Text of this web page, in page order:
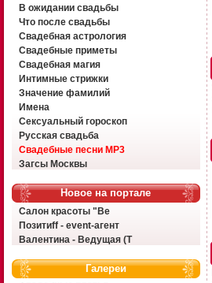
В ожидании свадьбы
Что после свадьбы
Свадебная астрология
Свадебные приметы
Свадебная магия
Интимные стрижки
Значение фамилий
Имена
Сексуальный гороскоп
Русская свадьба
Свадебные песни MP3
Загсы Москвы
Новое на портале
Салон красоты "Ве
Позитиff - event-агент
Валентина - Ведущая (Т
Галереи